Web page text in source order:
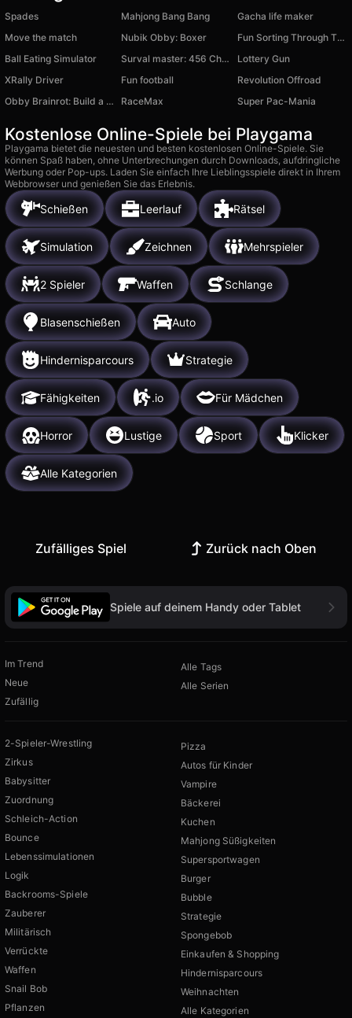
Spades Mahjong Bang Bang
Gacha life maker
Move the match
Nubik Obby: Boxer
Fun Sorting Through The Shelves
Ball Eating Simulator
Surval master: 456 Challenge
Lottery Gun
XRally Driver
Fun football
Revolution Offroad
Obby Brainrot: Build a Bridge to Memes!
RaceMax Super Pac-Mania
Kostenlose Online-Spiele bei Playgama
Playgama bietet die neuesten und besten kostenlosen Online-Spiele. Sie
können Spaß haben, ohne Unterbrechungen durch Downloads, aufdringliche
Werbung oder Pop-ups. Laden Sie einfach Ihre Lieblingsspiele direkt in Ihrem
Webbrowser und genießen Sie das Erlebnis.
Schießen Leerlauf Rätsel
Simulation Zeichnen Mehrspieler
2 Spieler Waffen Schlange
Blasenschießen Auto
Hindernisparcours Strategie
Fähigkeiten .io Für Mädchen
Horror Lustige Sport Klicker
Alle Kategorien
Zufälliges Spiel Zurück nach Oben
Spiele auf deinem Handy oder Tablet
Im Trend
Neue
Zufällig
Alle Tags
Alle Serien
2-Spieler-Wrestling
Zirkus
Babysitter
Zuordnung
Schleich-Action
Bounce
Lebenssimulationen
Logik
Backrooms-Spiele
Zauberer
Militärisch
Verrückte
Waffen
Snail Bob
Pflanzen
Pizza
Autos für Kinder
Vampire
Bäckerei
Kuchen
Mahjong Süßigkeiten
Supersportwagen
Burger
Bubble
Strategie
Spongebob
Einkaufen & Shopping
Hindernisparcours
Weihnachten
Alle Kategorien